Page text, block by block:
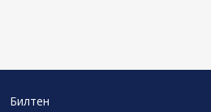
Билтен